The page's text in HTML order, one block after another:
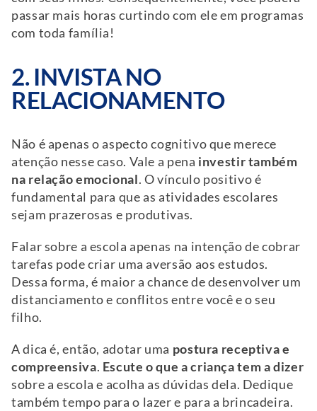
passar mais horas curtindo com ele em programas
com toda família!
2. INVISTA NO
RELACIONAMENTO
Não é apenas o aspecto cognitivo que merece
atenção nesse caso. Vale a pena investir também
na relação emocional. O vínculo positivo é
fundamental para que as atividades escolares
sejam prazerosas e produtivas.
Falar sobre a escola apenas na intenção de cobrar
tarefas pode criar uma aversão aos estudos.
Dessa forma, é maior a chance de desenvolver um
distanciamento e conflitos entre você e o seu
filho.
A dica é, então, adotar uma postura receptiva e
compreensiva. Escute o que a criança tem a dizer
sobre a escola e acolha as dúvidas dela. Dedique
também tempo para o lazer e para a brincadeira.